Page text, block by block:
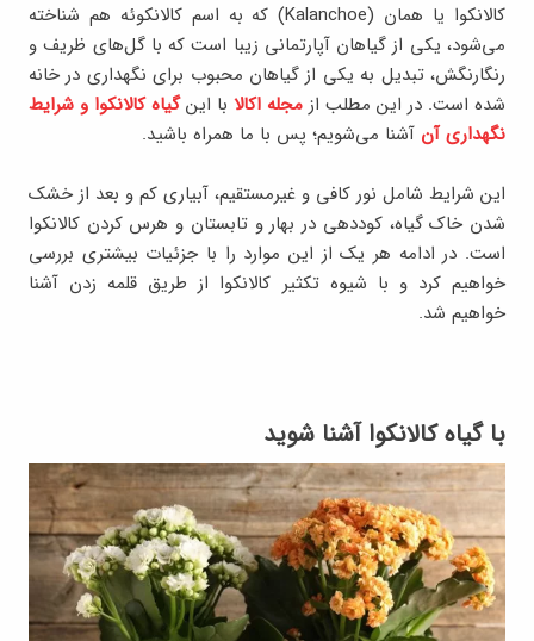
کالانکوا یا همان (Kalanchoe) که به اسم کالانکوئه هم شناخته
می‌شود، یکی از گیاهان آپارتمانی زیبا است که با گل‌های ظریف و
رنگارنگش، تبدیل به یکی از گیاهان محبوب برای نگهداری در خانه
شده است. در این مطلب از مجله اکالا با اینگیاه کالانکوا و شرایط
نگهداری آن آشنا می‌شویم؛ پس با ما همراه باشید.
این شرایط شامل نور کافی و غیرمستقیم، آبیاری کم و بعد از خشک
شدن خاک گیاه، کوددهی در بهار و تابستان و هرس کردن کالانکوا
است. در ادامه هر یک از این موارد را با جزئیات بیشتری بررسی
خواهیم کرد و با شیوه تکثیر کالانکوا از طریق قلمه زدن آشنا
خواهیم شد.
با گیاه کالانکوا آشنا شوید